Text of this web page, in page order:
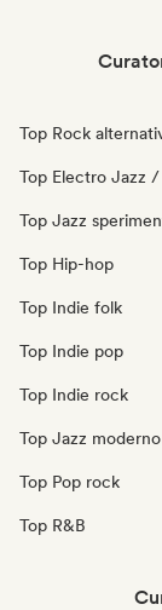
Top Rock
Top Electro Jazz
Top Jazz
Top Hip-hop
Top Indie folk
Top Indie pop
Top Indie rock
Top Jazz moderno
Top Pop rock
Top R&B